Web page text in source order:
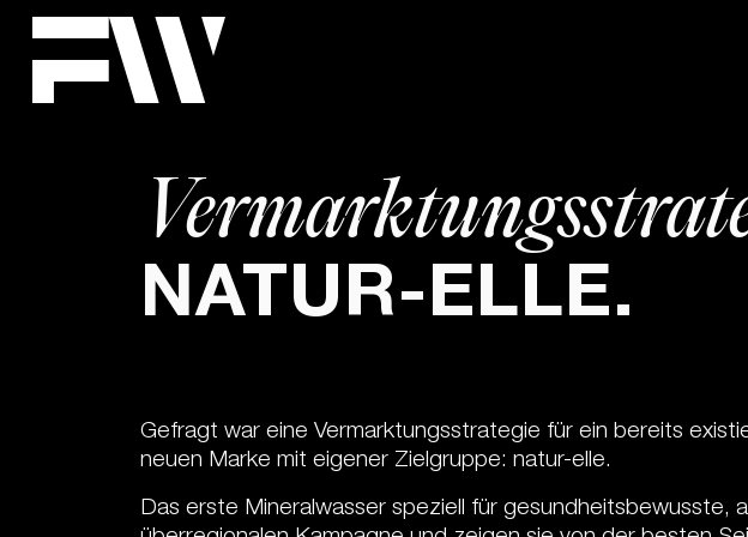
NATUR-ELLE.
Gefragt war eine Vermarktungsstrategie für ein bereits
neuen Marke mit eigener Zielgruppe: natur-elle.
Das erste Mineralwasser speziell für gesundheitsbewusste,